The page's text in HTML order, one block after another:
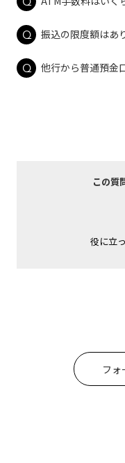
振込の限度額はあ
他行から普通預金
この質
役に立
フ